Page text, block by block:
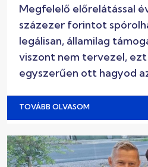
Megfelelő előrelátással
százezer forintot
legálisan, államilag
viszont nem tervezel,
egyszerűen ott hagyod
TOVÁBB OLVASOM